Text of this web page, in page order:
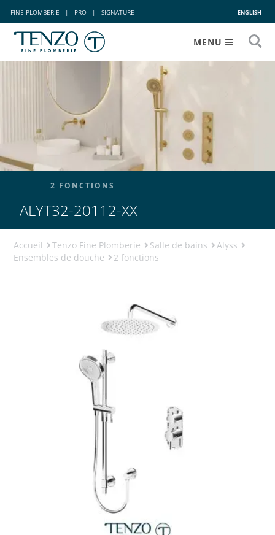
FINE PLOMBERIE | PRO | SIGNATURE ENGLISH
MENU
2 FONCTIONS
ALYT32-20112-XX
Accueil Tenzo Fine Plomberie Salle de bains
Alyss
Ensembles de douche
2 fonctions